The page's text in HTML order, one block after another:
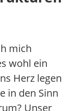
mich
wohl ein
Herz legen
in den Sinn
Unser